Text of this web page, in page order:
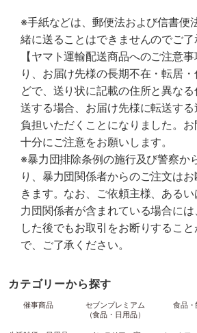
※手紙などは、郵便法および信書便
緒に送ることはできませんのでご了
【ヤマト運輸配送商品へのご注意
り、お届け先様の長期不在・転居
どで、送り状に記載の住所と異な
送する場合、お届け先様に転送す
負担いただくことになりました。お
十分にご注意をお願いします。
※暴力団排除条例の施行及び警察か
り、暴力団関係者からのご注文は
きます。なお、ご依頼主様、ある
力団関係者が含まれている場合に
した後でもお取引をお断りするこ
で、ご了承ください。
カテゴリーから探す
催事商品
セブンプレミアム
（食品・日用品）
食品・